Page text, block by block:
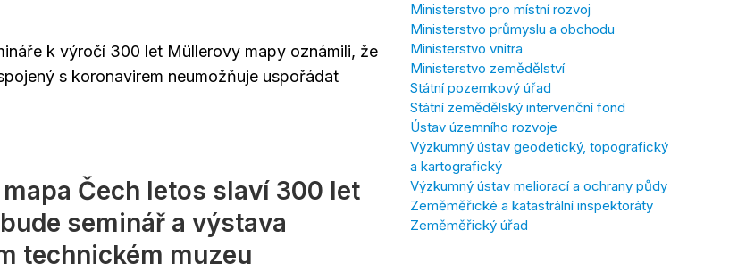
k výročí 300 let Müllerovy mapy oznámili, že
s koronavirem neumožňuje uspořádat
Čech letos slaví 300 let
seminář a výstava
technickém muzeu
Ministerstvo pro místní rozvoj
Ministerstvo průmyslu a obchodu
Ministerstvo vnitra
Ministerstvo zemědělství
Státní pozemkový úřad
Státní zemědělský intervenční fond
Ústav územního rozvoje
Výzkumný ústav geodetický, topografický
a kartografický
Výzkumný ústav meliorací a ochrany půdy
Zeměměřické a katastrální inspektoráty
Zeměměřický úřad